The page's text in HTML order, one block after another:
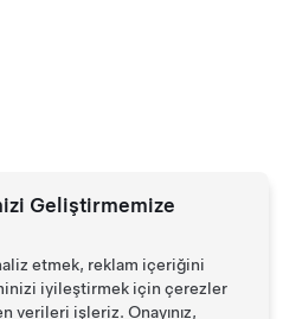
Geliştirmemize
etmek, reklam içeriğini
iyileştirmek için çerezler
verileri işleriz. Onayınız,